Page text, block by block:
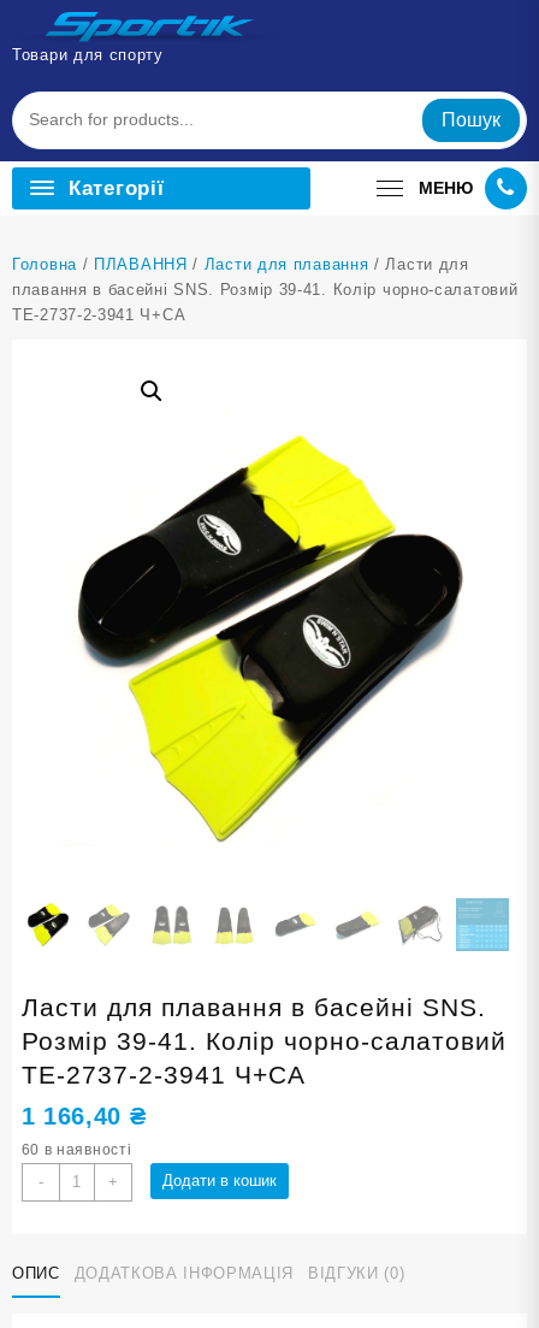
Перейти
вмісту
Товари для спорту
Пошук
Категорії МЕНЮ
Головна / ПЛАВАННЯ / Ласти для плавання / Ласти для
плавання в басейні SNS. Розмір 39-41. Колір чорно-салатовий
TE-2737-2-3941 Ч+СА
Ласти для плавання в басейні SNS.
Розмір 39-41. Колір чорно-салатовий
TE-2737-2-3941 Ч+СА
1 166,40 ₴
60 в наявності
-
Ласти
для
басейні
SNS.
+ Додати в кошик
ОПИС ДОДАТКОВА ІНФОРМАЦІЯ ВІДГУКИ (0)